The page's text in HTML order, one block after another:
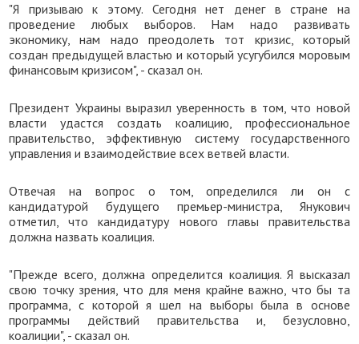
"Я призываю к этому. Сегодня нет денег в стране на
проведение любых выборов. Нам надо развивать
экономику, нам надо преодолеть тот кризис, который
создан предыдущей властью и который усугубился моровым
финансовым кризисом", - сказал он.
Президент Украины выразил уверенность в том, что новой
власти удастся создать коалицию, профессиональное
правительство, эффективную систему государственного
управления и взаимодействие всех ветвей власти.
Отвечая на вопрос о том, определился ли он с
кандидатурой будущего премьер-министра, Янукович
отметил, что кандидатуру нового главы правительства
должна назвать коалиция.
"Прежде всего, должна определится коалиция. Я высказал
свою точку зрения, что для меня крайне важно, что бы та
программа, с которой я шел на выборы была в основе
программы действий правительства и, безусловно,
коалиции", - сказал он.